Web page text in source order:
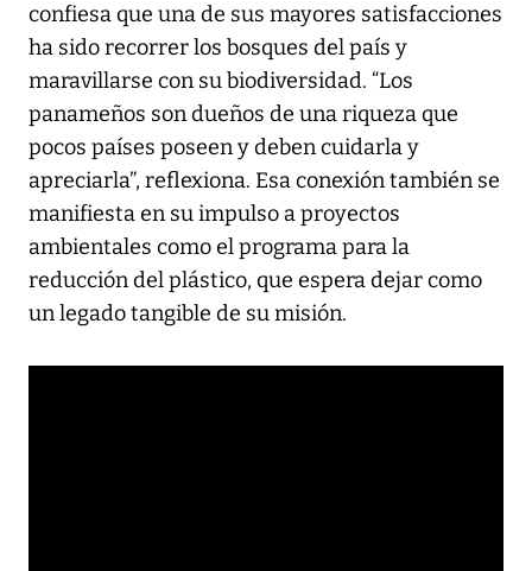
confiesa que una de sus mayores satisfacciones
ha sido recorrer los bosques del país y
maravillarse con su biodiversidad. “Los
panameños son dueños de una riqueza que
pocos países poseen y deben cuidarla y
apreciarla”, reflexiona. Esa conexión también se
manifiesta en su impulso a proyectos
ambientales como el programa para la
reducción del plástico, que espera dejar como
un legado tangible de su misión.